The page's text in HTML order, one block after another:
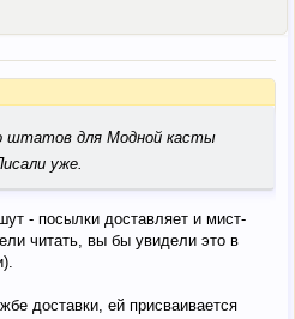
штатов для Модной касты
уже.
- посылки доставляет и мист-
читать, вы бы увидели это в
доставки, ей присваивается